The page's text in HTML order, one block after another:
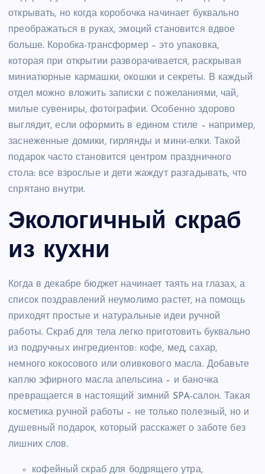
открывать, но когда коробочка начинает буквально
преображаться в руках, эмоций становится вдвое
больше. Коробка-трансформер – это упаковка,
которая при открытии разворачивается, раскрывая
миниатюрные кармашки, окошки и секреты. В каждый
отдел можно вложить записки с пожеланиями, чай,
милые сувениры, фотографии. Особенно здорово
выглядит, если оформить в едином стиле – например,
заснеженные домики, гирлянды и мини-елки. Такой
подарок часто становится центром праздничного
стола: все взрослые и дети жаждут разгадывать, что
спрятано внутри.
Экологичный скраб
из кухни
Когда в декабре бюджет начинает таять на глазах, а
список поздравлений неумолимо растет, на помощь
приходят простые и натуральные идеи ручной
работы. Скраб для тела легко приготовить буквально
из подручных ингредиентов: кофе, мед, сахар,
немного кокосового или оливкового масла. Добавьте
каплю эфирного масла апельсина – и баночка
превращается в настоящий зимний SPA-салон. Такая
косметика ручной работы – не только полезный, но и
душевный подарок, который расскажет о заботе без
лишних слов.
кофейный скраб для бодрящего утра,